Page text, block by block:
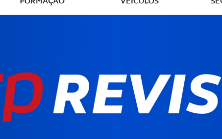
Golfe
Revista ACP Edição
impressa